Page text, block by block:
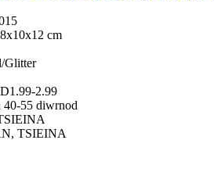
cm
Glitter
2.99
40-55 diwrnod
TSIEINA